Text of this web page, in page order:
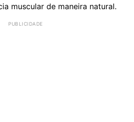
muscular de maneira natural.